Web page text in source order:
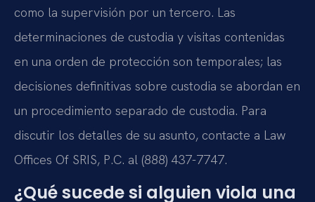
como la supervisión por un tercero. Las
determinaciones de custodia y visitas contenidas
en una orden de protección son temporales; las
decisiones definitivas sobre custodia se abordan en
un procedimiento separado de custodia. Para
discutir los detalles de su asunto, contacte a Law
Offices Of SRIS, P.C. al (888) 437-7747.
¿Qué sucede si alguien viola una